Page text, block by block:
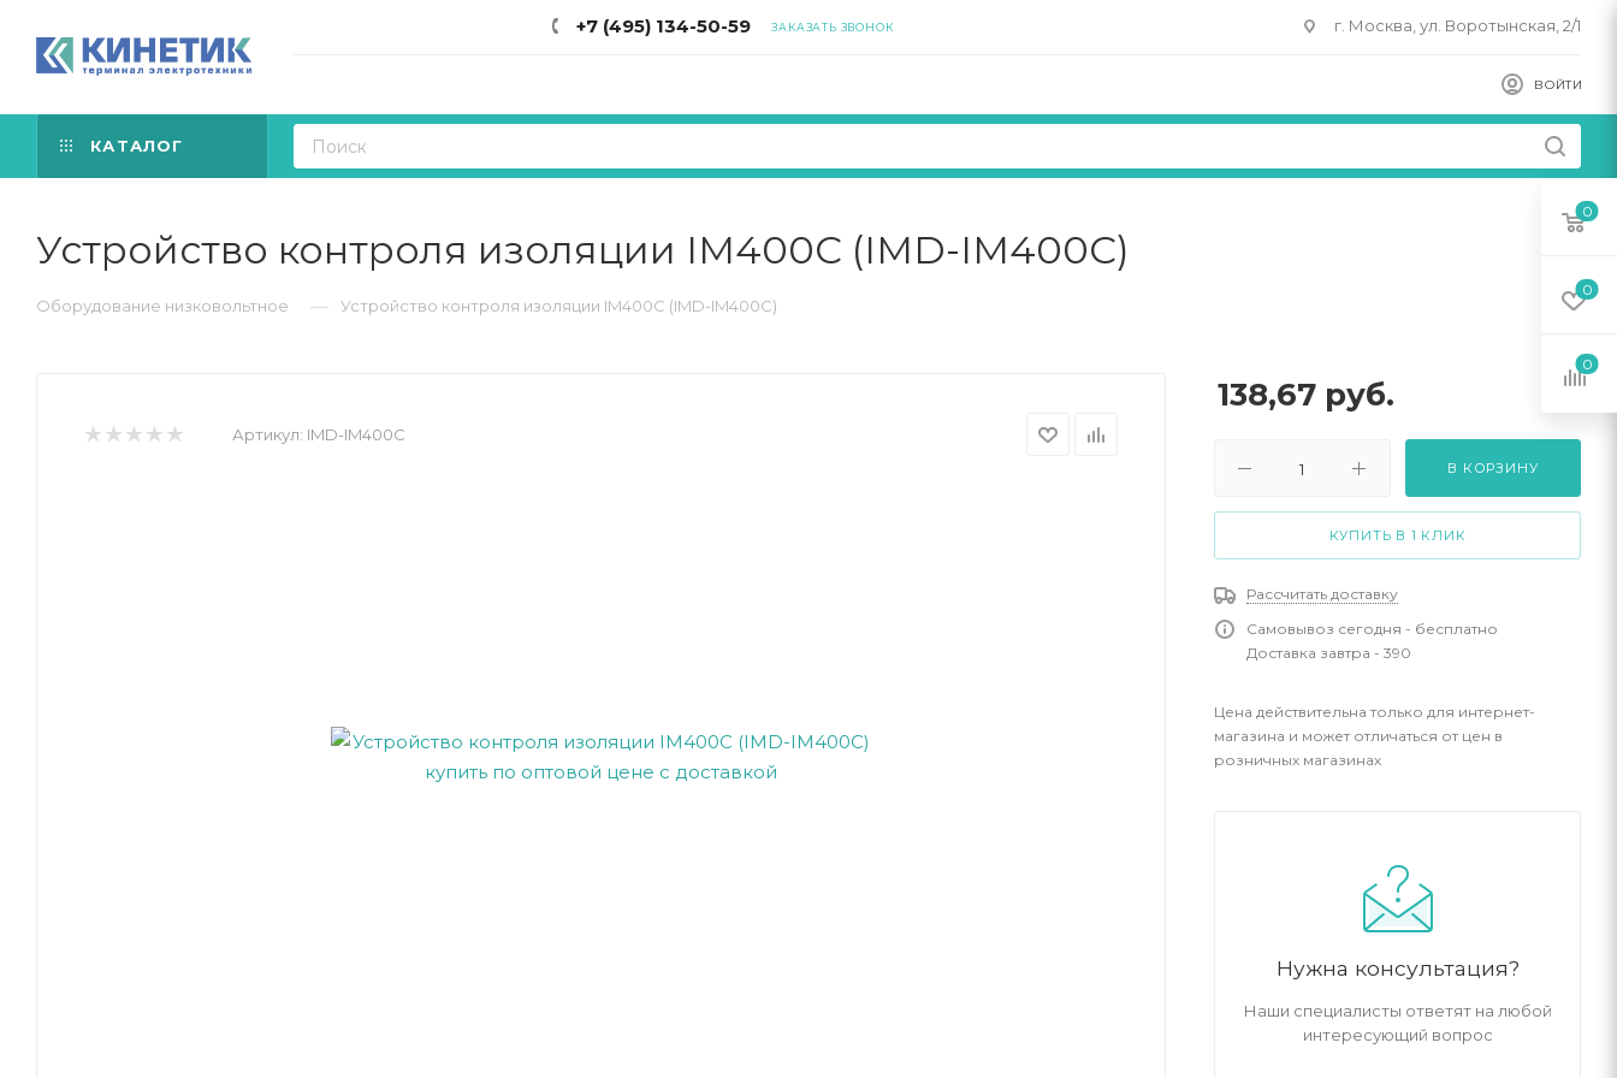
+7 (495) 134-50-59 ЗАКАЗАТЬ ЗВОНОК г. Москва, ул. Воротынская, 2/1
ВОЙТИ
КАТАЛОГ
Устройство контроля изоляции IM400С (IMD-IM400C)
Оборудование низковольтное — Устройство контроля изоляции IM400С (IMD-IM400C)
Артикул: IMD-IM400C
138,67 руб.
В КОРЗИНУ
КУПИТЬ В 1 КЛИК
Рассчитать доставку
Самовывоз сегодня - бесплатно
Доставка завтра - 390
Цена действительна только для интернет-
магазина и может отличаться от цен в
розничных магазинах
Нужна консультация?
Наши специалисты ответят на любой
интересующий вопрос
0
0
0